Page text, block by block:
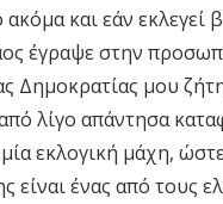
και εάν εκλεγεί
έγραψε στην
Δημοκρατίας μου
λίγο απάντησα
εκλογική μάχη,
είναι ένας από τους